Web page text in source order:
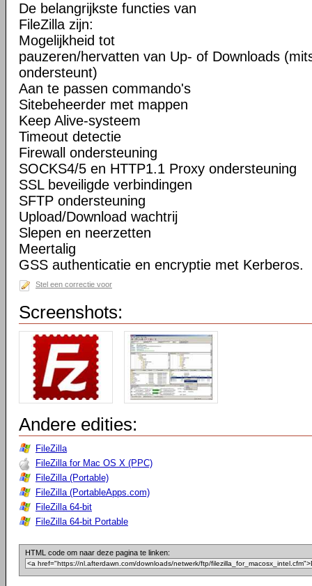
De belangrijkste functies van
FileZilla zijn:
Mogelijkheid tot
pauzeren/hervatten van Up- of Downloads
ondersteunt)
Aan te passen commando's
Sitebeheerder met mappen
Keep Alive-systeem
Timeout detectie
Firewall ondersteuning
SOCKS4/5 en HTTP1.1 Proxy ondersteuning
SSL beveiligde verbindingen
SFTP ondersteuning
Upload/Download wachtrij
Slepen en neerzetten
Meertalig
GSS authenticatie en encryptie met Kerberos.
Stel een correctie voor
Screenshots:
Andere edities:
FileZilla
FileZilla for Mac OS X (PPC)
FileZilla (Portable)
FileZilla (PortableApps.com)
FileZilla 64-bit
FileZilla 64-bit Portable
HTML code om naar deze pagina te linken: